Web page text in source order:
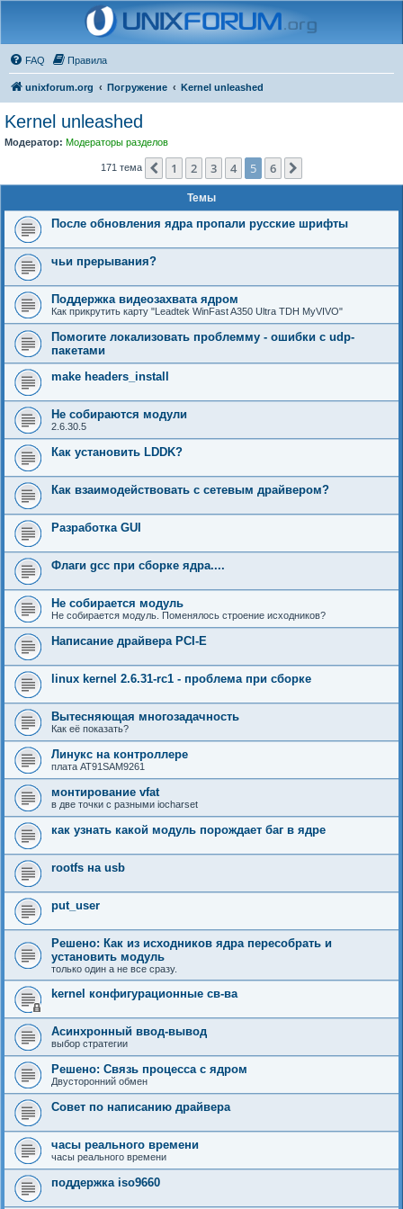
FAQ Правила
unixforum.org Погружение Kernel unleashed
Kernel unleashed
Модератор: Модераторы разделов
171 тема Пред.
1 2 3 4 5 6
Темы
После обновления ядра пропали русские шрифты
чьи прерывания?
Поддержка видеозахвата ядром
Как прикрутить карту "Leadtek WinFast A350 Ultra TDH MyVIVO"
Помогите локализовать проблемму - ошибки с udp-
пакетами
make headers_install
Не собираются модули
2.6.30.5
Как установить LDDK?
Как взаимодействовать с сетевым драйвером?
Разработка GUI
Флаги gcc при сборке ядра....
Не собирается модуль
Не собирается модуль. Поменялось строение исходников?
Написание драйвера PCI-E
linux kernel 2.6.31-rc1 - проблема при сборке
Вытесняющая многозадачность
Как её показать?
Линукс на контроллере
плата AT91SAM9261
монтирование vfat
в две точки с разными iocharset
как узнать какой модуль порождает баг в ядре
rootfs на usb
put_user
Решено: Как из исходников ядра пересобрать и
установить модуль
только один а не все сразу.
kernel конфигурационные св-ва
Асинхронный ввод-вывод
выбор стратегии
Решено: Связь процесса с ядром
Двусторонний обмен
Совет по написанию драйвера
часы реального времени
часы реального времени
поддержка iso9660